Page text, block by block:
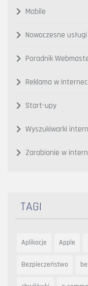
Mobile
Nowoczesne usługi
Poradnik
Reklama w
Start-upy
Wyszukiwarki
Zarabianie w
TAGI
Aplikacje Apple
Bezpieczeństwo